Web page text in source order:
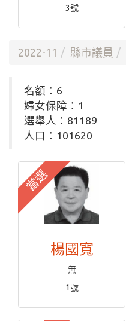
3號
2022-11 縣市議員
名額：6
婦女保障：1
選舉人：81189
人口：101620
當選
楊國寬
無
1號